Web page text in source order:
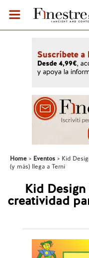
Home Eventos
Kid
(y más) llega a Terni
Kid
creatividad